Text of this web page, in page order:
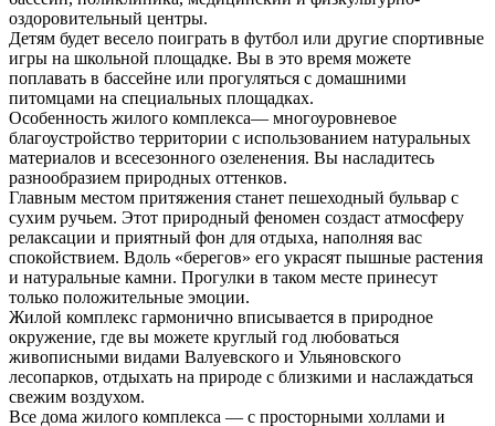
оздоровительный центры.
Детям будет весело поиграть в футбол или другие спортивные
игры на школьной площадке. Вы в это время можете
поплавать в бассейне или прогуляться с домашними
питомцами на специальных площадках.
Особенность жилого комплекса— многоуровневое
благоустройство территории с использованием натуральных
материалов и всесезонного озеленения. Вы насладитесь
разнообразием природных оттенков.
Главным местом притяжения станет пешеходный бульвар с
сухим ручьем. Этот природный феномен создаст атмосферу
релаксации и приятный фон для отдыха, наполняя вас
спокойствием. Вдоль «берегов» его украсят пышные растения
и натуральные камни. Прогулки в таком месте принесут
только положительные эмоции.
Жилой комплекс гармонично вписывается в природное
окружение, где вы можете круглый год любоваться
живописными видами Валуевского и Ульяновского
лесопарков, отдыхать на природе с близкими и наслаждаться
свежим воздухом.
Все дома жилого комплекса — с просторными холлами и